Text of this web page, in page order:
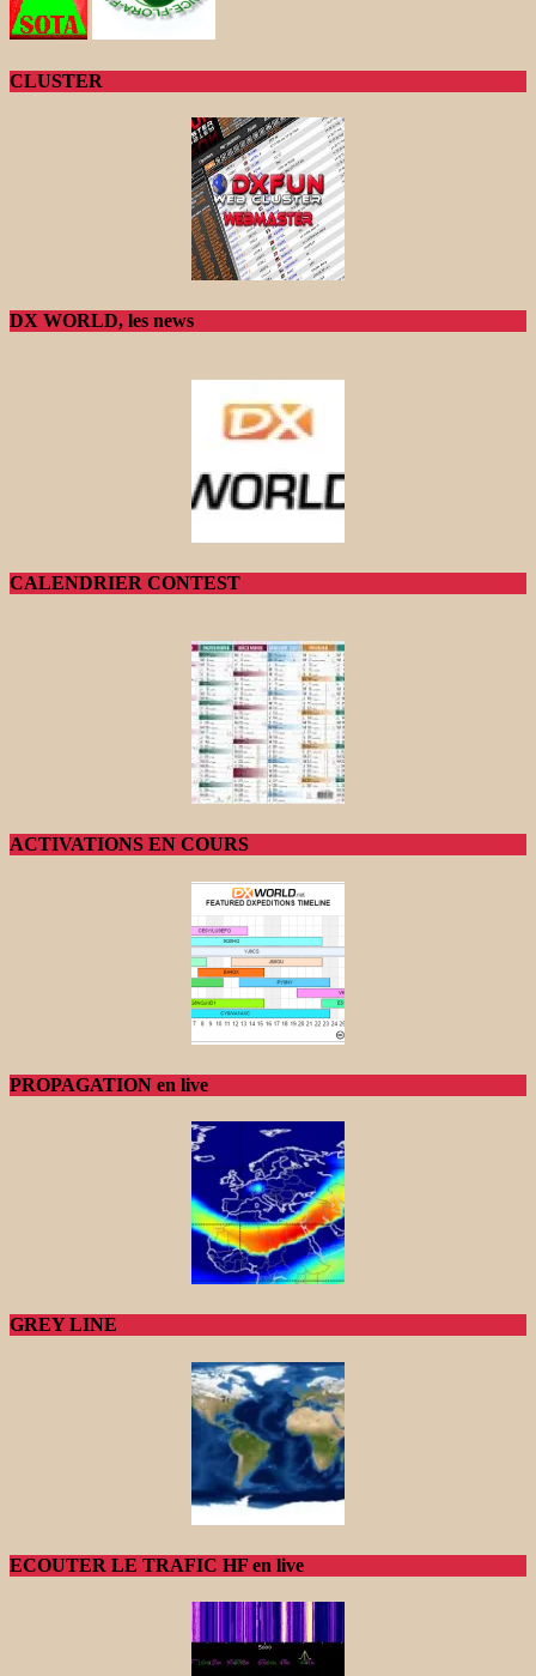
CLUSTER
DX WORLD, les news
CALENDRIER CONTEST
ACTIVATIONS EN COURS
PROPAGATION en live
GREY LINE
ECOUTER LE TRAFIC HF en live